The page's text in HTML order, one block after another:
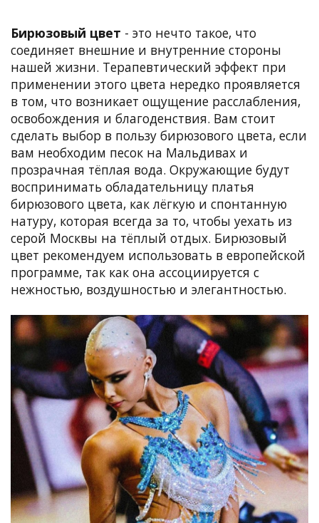
Бирюзовый цвет - это нечто такое, что
соединяет внешние и внутренние стороны
нашей жизни. Терапевтический эффект при
применении этого цвета нередко проявляется
в том, что возникает ощущение расслабления,
освобождения и благоденствия. Вам стоит
сделать выбор в пользу бирюзового цвета, если
вам необходим песок на Мальдивах и
прозрачная тёплая вода. Окружающие будут
воспринимать обладательницу платья
бирюзового цвета, как лёгкую и спонтанную
натуру, которая всегда за то, чтобы уехать из
серой Москвы на тёплый отдых. Бирюзовый
цвет рекомендуем использовать в европейской
программе, так как она ассоциируется с
нежностью, воздушностью и элегантностью.